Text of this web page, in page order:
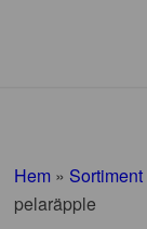
Hem » Sortiment
pelaräpple